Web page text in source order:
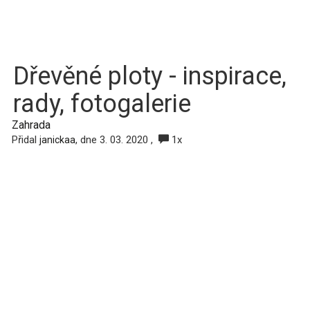
Dřevěné ploty - inspirace,
rady, fotogalerie
Zahrada
Přidal janickaa, dne 3. 03. 2020 , 1x